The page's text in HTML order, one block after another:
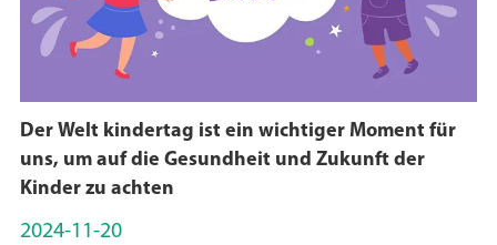
Der Welt kindertag ist ein wichtiger Moment für
uns, um auf die Gesundheit und Zukunft der
Kinder zu achten
2024-11-20